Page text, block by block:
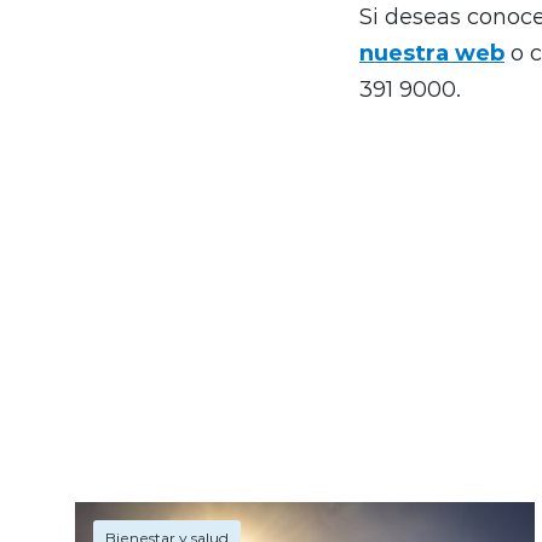
Si deseas
nuestra web o
391 9000.
Bienestar y salud